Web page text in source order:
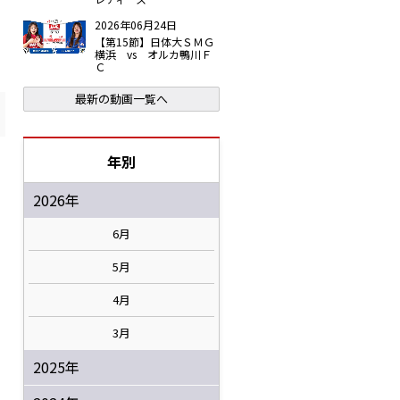
2026年06月24日
【第15節】日体大ＳＭＧ
横浜 vs オルカ鴨川Ｆ
Ｃ
最新の動画一覧へ
年別
2026年
6月
5月
4月
3月
2025年